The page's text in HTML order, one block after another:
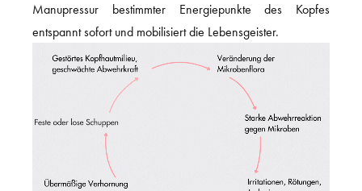
Manupressur bestimmter Energiepunkte des Kopfes
entspannt sofort und mobilisiert die Lebensgeister.